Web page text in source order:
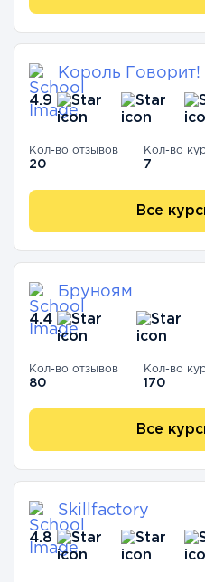
Король Говорит!
4.9
Кол-во отзывов
20
Кол-во
7
Все
Бруноям
4.4
Кол-во отзывов
80
Кол-во
170
Все
Skillfactory
4.8